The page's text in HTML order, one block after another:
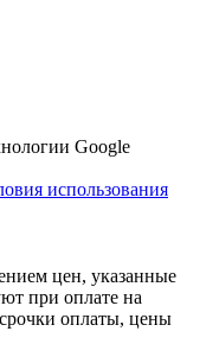
Google
использования
цен, указанные
при оплате на
оплаты, цены